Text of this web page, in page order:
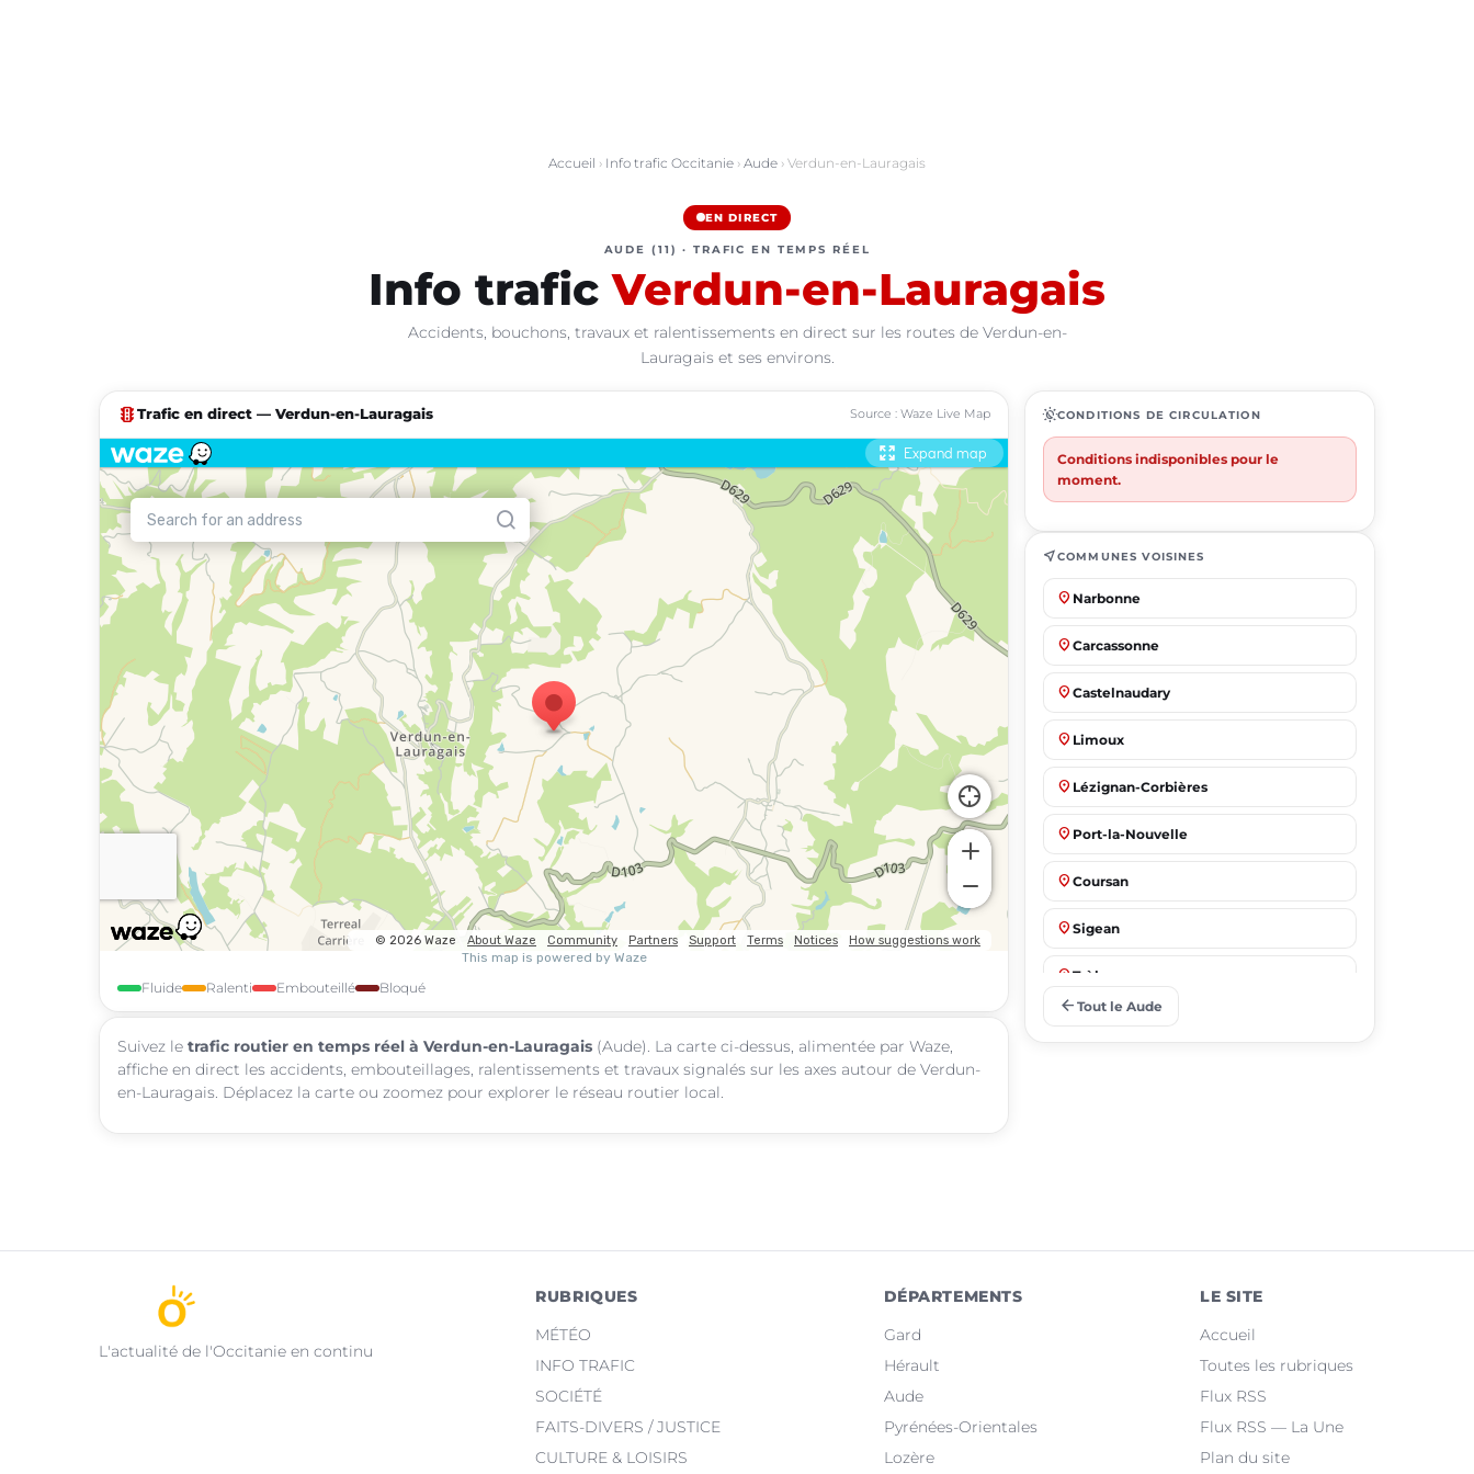
Accueil › Info trafic Occitanie › Aude › Verdun-en-Lauragais
EN DIRECT
AUDE (11) · TRAFIC EN TEMPS RÉEL
Info traficVerdun-en-Lauragais
Accidents, bouchons, travaux et ralentissements en direct sur les routes de Verdun-en-
Lauragais et ses environs.
traffic Trafic en direct — Verdun-en-Lauragais Source : Waze Live Map
Fluide Ralenti Embouteillé Bloqué
Suivez le trafic routier en temps réel à Verdun-en-Lauragais (Aude). La carte ci-dessus, alimentée par Waze,
affiche en direct les accidents, embouteillages, ralentissements et travaux signalés sur les axes autour de Verdun-
en-Lauragais. Déplacez la carte ou zoomez pour explorer le réseau routier local.
routineCONDITIONS DE CIRCULATION
Conditions indisponibles pour le
moment.
near_meCOMMUNES VOISINES
place Narbonne
place Carcassonne
place Castelnaudary
place Limoux
place Lézignan-Corbières
place Port-la-Nouvelle
place Coursan
place Sigean
place Trèbes
arrow_back Tout le Aude
L'actualité de l'Occitanie en continu
RUBRIQUES
MÉTÉO
INFO TRAFIC
SOCIÉTÉ
FAITS-DIVERS / JUSTICE
CULTURE & LOISIRS
DÉPARTEMENTS
Gard
Hérault
Aude
Pyrénées-Orientales
Lozère
LE SITE
Accueil
Toutes les rubriques
Flux RSS
Flux RSS — La Une
Plan du site